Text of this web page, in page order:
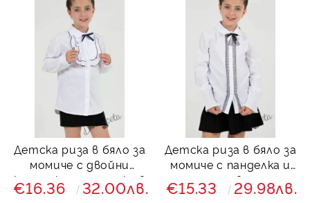
Детска риза в бяло за
момиче с двойни
къдрички и панделка в
тъмносиньо
€16.36 32.00лв.
Детска риза в бяло за
момиче с панделка и
дантела в черно
€15.33 29.98лв.